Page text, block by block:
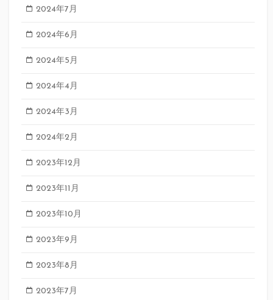
2024年7月
2024年6月
2024年5月
2024年4月
2024年3月
2024年2月
2023年12月
2023年11月
2023年10月
2023年9月
2023年8月
2023年7月